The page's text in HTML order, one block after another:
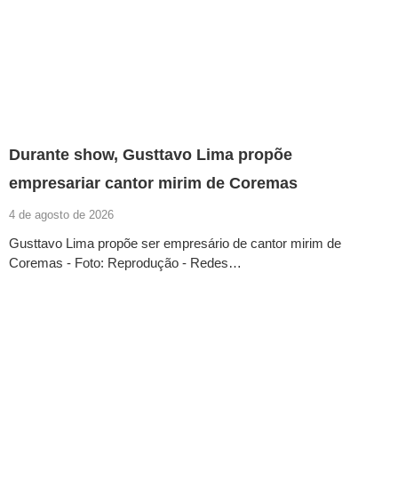
Durante show, Gusttavo Lima propõe
empresariar cantor mirim de Coremas
4 de agosto de 2026
Gusttavo Lima propõe ser empresário de cantor mirim de
Coremas - Foto: Reprodução - Redes…